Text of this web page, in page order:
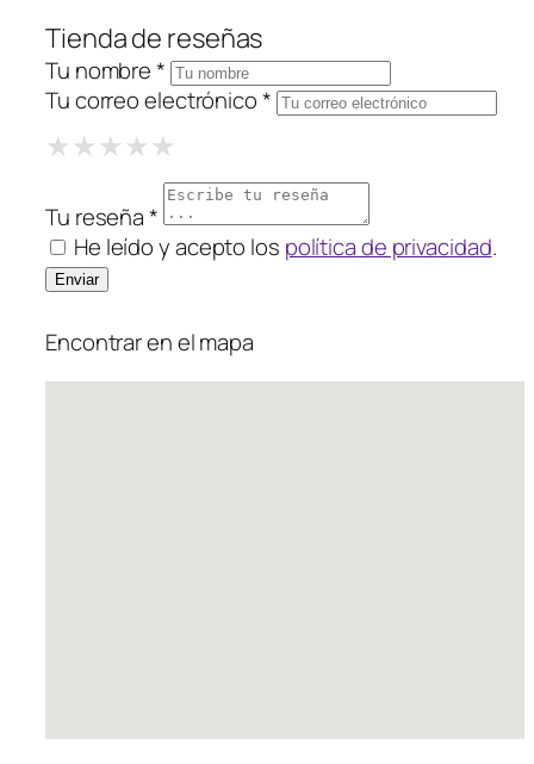
Tienda de reseñas
Tu nombre *
Tu correo electrónico *
★1 Star
★★2 Stars
★★★3 Stars
★★★★4 Stars
★★★★★
Tu reseña *
He leído y acepto los política de privacidad.
Encontrar en el mapa